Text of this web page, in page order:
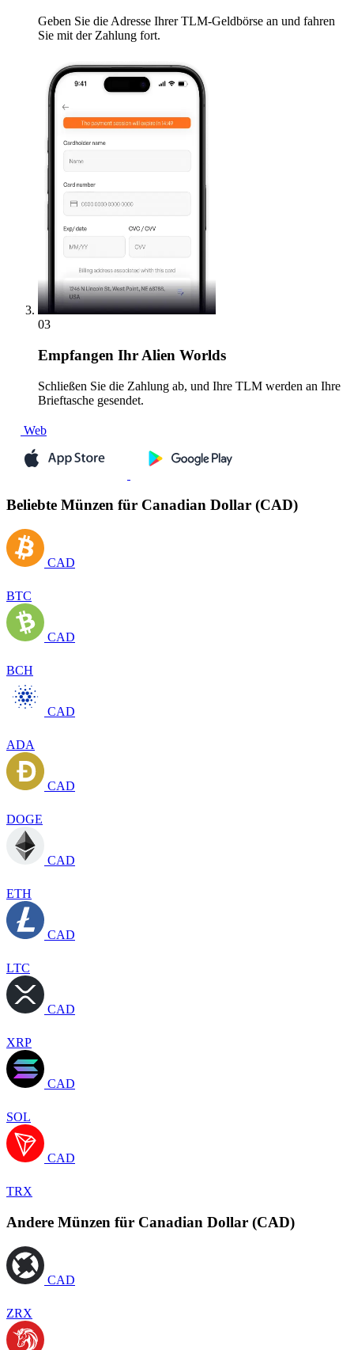
Geben Sie die Adresse Ihrer TLM-Geldbörse an und fahren
Sie mit der Zahlung fort.
03
Empfangen Ihr Alien Worlds
Schließen Sie die Zahlung ab, und Ihre TLM werden an Ihre
Brieftasche gesendet.
Web
Beliebte Münzen für Canadian Dollar (CAD)
CAD
BTC
CAD
BCH
CAD
ADA
CAD
DOGE
CAD
ETH
CAD
LTC
CAD
XRP
CAD
SOL
CAD
TRX
Andere Münzen für Canadian Dollar (CAD)
CAD
ZRX